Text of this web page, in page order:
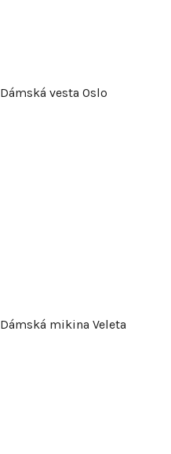
Dámská vesta Oslo
Dámská mikina Veleta